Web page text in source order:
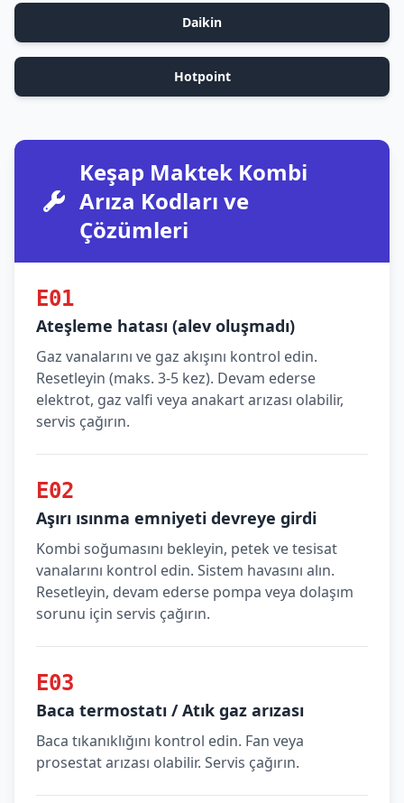
Daikin
Hotpoint
Keşap Maktek Kombi
Arıza Kodları ve
Çözümleri
E01
Ateşleme hatası (alev oluşmadı)
Gaz vanalarını ve gaz akışını kontrol edin.
Resetleyin (maks. 3-5 kez). Devam ederse
elektrot, gaz valfi veya anakart arızası olabilir,
servis çağırın.
E02
Aşırı ısınma emniyeti devreye girdi
Kombi soğumasını bekleyin, petek ve tesisat
vanalarını kontrol edin. Sistem havasını alın.
Resetleyin, devam ederse pompa veya dolaşım
sorunu için servis çağırın.
E03
Baca termostatı / Atık gaz arızası
Baca tıkanıklığını kontrol edin. Fan veya
prosestat arızası olabilir. Servis çağırın.